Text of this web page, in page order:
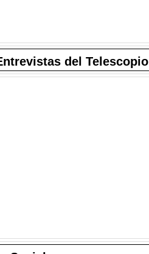
del Telescopio